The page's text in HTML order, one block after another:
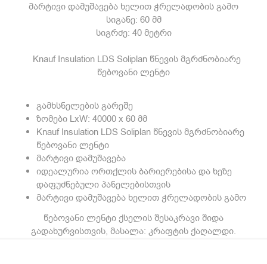
მარტივი დამუშავება ხელით ჭრელადობის გამო
სიგანე: 60 მმ
სიგრძე: 40 მეტრი
Knauf Insulation LDS Soliplan წნევის მგრძნობიარე
წებოვანი ლენტი
გამხსნელების გარეშე
ზომები LxW: 40000 x 60 მმ
Knauf Insulation LDS Soliplan წნევის მგრძნობიარე
წებოვანი ლენტი
მარტივი დამუშავება
იდეალურია ორთქლის ბარიერებისა და ხეზე
დაფუძნებული პანელებისთვის
მარტივი დამუშავება ხელით ჭრელადობის გამო
წებოვანი ლენტი ქსელის შესაკრავი შიდა
გადახურვისთვის, მასალა: კრაფტის ქაღალდი.